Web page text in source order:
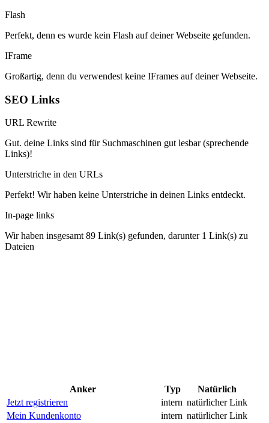
Flash
Perfekt, denn es wurde kein Flash auf deiner Webseite gefunden.
IFrame
Großartig, denn du verwendest keine IFrames auf deiner Webseite.
SEO Links
URL Rewrite
Gut. deine Links sind für Suchmaschinen gut lesbar (sprechende
Links)!
Unterstriche in den URLs
Perfekt! Wir haben keine Unterstriche in deinen Links entdeckt.
In-page links
Wir haben insgesamt 89 Link(s) gefunden, darunter 1 Link(s) zu
Dateien
Anker Typ
Natürlich
Jetzt registrieren
intern natürlicher Link
Mein Kundenkonto
intern natürlicher Link